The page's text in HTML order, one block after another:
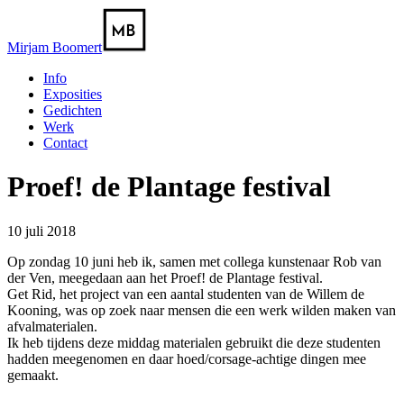
Mirjam Boomert
Info
Exposities
Gedichten
Werk
Contact
Proef! de Plantage festival
10 juli 2018
Op zondag 10 juni heb ik, samen met collega kunstenaar Rob van
der Ven, meegedaan aan het Proef! de Plantage festival.
Get Rid, het project van een aantal studenten van de Willem de
Kooning, was op zoek naar mensen die een werk wilden maken van
afvalmaterialen.
Ik heb tijdens deze middag materialen gebruikt die deze studenten
hadden meegenomen en daar hoed/corsage-achtige dingen mee
gemaakt.